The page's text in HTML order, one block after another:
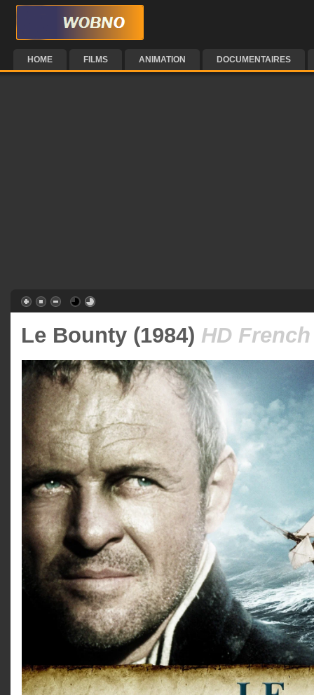
HOME FILMS ANIMATION DOCUMENTAIRES
Le Bounty (1984) HD